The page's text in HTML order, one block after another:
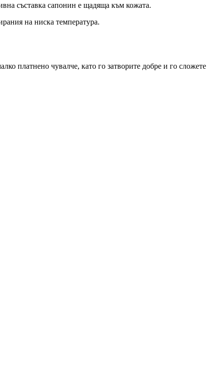
съставка сапонин е щадяща към кожата.
на ниска температура.
платнено чувалче, като го затворите добре и го сложете